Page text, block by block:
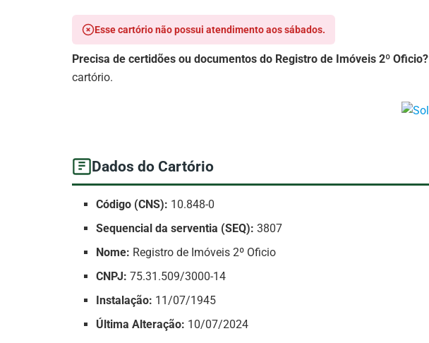
Esse cartório não possui atendimento aos sábados.
Precisa de certidões ou documentos do Registro de Imóveis 2º Oficio?
cartório.
Dados do Cartório
Código (CNS): 10.848-0
Sequencial da serventia (SEQ): 3807
Nome: Registro de Imóveis 2º Oficio
CNPJ: 75.31.509/3000-14
Instalação: 11/07/1945
Última Alteração: 10/07/2024